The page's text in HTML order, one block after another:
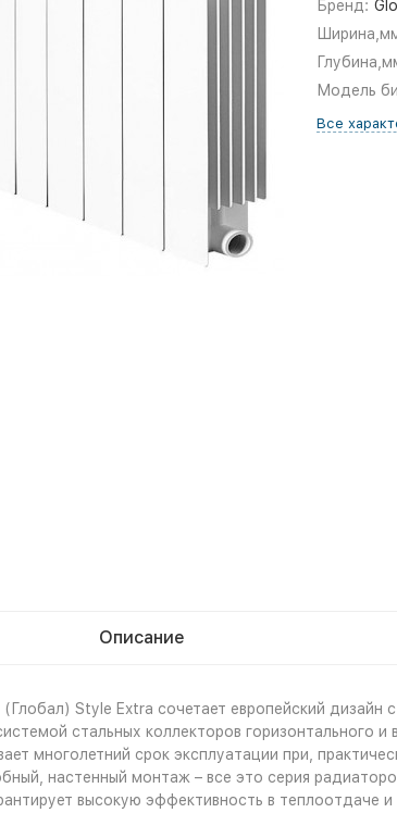
Бренд:
Модель
Все
Описание
Style Extra сочетает европейский
стальных коллекторов горизонтального
многолетний срок эксплуатации при,
настенный монтаж – все это серия
высокую эффективность в